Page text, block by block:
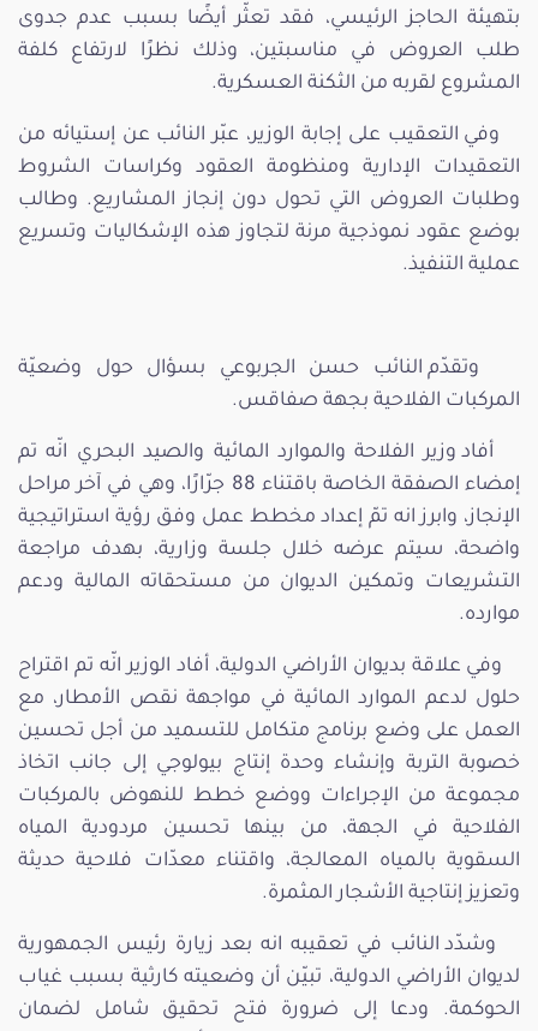
بتهيئة الحاجز الرئيسي، فقد تعثّر أيضًا بسبب عدم جدوى
طلب العروض في مناسبتين، وذلك نظرًا لارتفاع كلفة
المشروع لقربه من الثكنة العسكرية.
وفي التعقيب على إجابة الوزير، عبّر النائب عن إستيائه من
التعقيدات الإدارية ومنظومة العقود وكراسات الشروط
وطلبات العروض التي تحول دون إنجاز المشاريع. وطالب
بوضع عقود نموذجية مرنة لتجاوز هذه الإشكاليات وتسريع
عملية التنفيذ.
وتقدّم النائب حسن الجربوعي بسؤال حول وضعيّة
المركبات الفلاحية بجهة صفاقس.
أفاد وزير الفلاحة والموارد المائية والصيد البحري انّه تم
إمضاء الصفقة الخاصة باقتناء 88 جرّارًا، وهي في آخر مراحل
الإنجاز، وابرز انه تمّ إعداد مخطط عمل وفق رؤية استراتيجية
واضحة، سيتم عرضه خلال جلسة وزارية، بهدف مراجعة
التشريعات وتمكين الديوان من مستحقاته المالية ودعم
موارده.
وفي علاقة بديوان الأراضي الدولية، أفاد الوزير انّه تم اقتراح
حلول لدعم الموارد المائية في مواجهة نقص الأمطار، مع
العمل على وضع برنامج متكامل للتسميد من أجل تحسين
خصوبة التربة وإنشاء وحدة إنتاج بيولوجي إلى جانب اتخاذ
مجموعة من الإجراءات ووضع خطط للنهوض بالمركبات
الفلاحية في الجهة، من بينها تحسين مردودية المياه
السقوية بالمياه المعالجة، واقتناء معدّات فلاحية حديثة
وتعزيز إنتاجية الأشجار المثمرة.
وشدّد النائب في تعقيبه انه بعد زيارة رئيس الجمهورية
لديوان الأراضي الدولية، تبيّن أن وضعيته كارثية بسبب غياب
الحوكمة. ودعا إلى ضرورة فتح تحقيق شامل لضمان